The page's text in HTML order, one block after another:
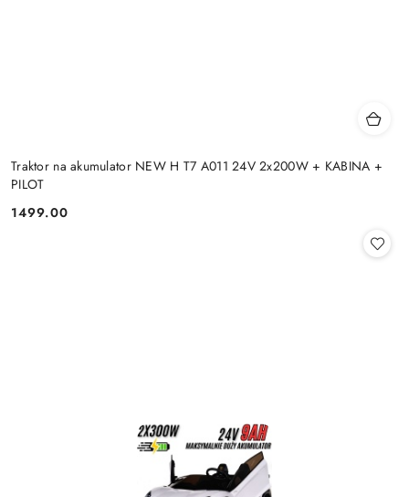
Traktor na akumulator NEW H T7 A011 24V 2x200W + KABINA +
PILOT
Cena:
1499.00